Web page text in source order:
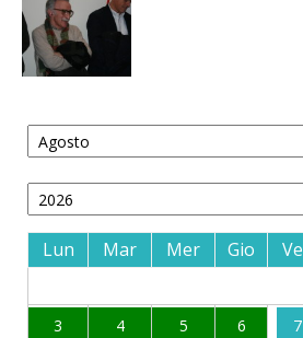
Lun Mar Mer Gio
3
4 5 6 7